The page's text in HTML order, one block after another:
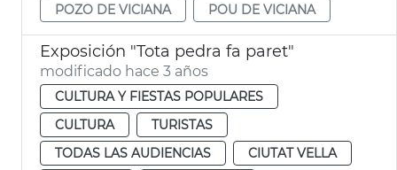
POZO DE VICIANA
POU DE VICIANA
Exposición "Tota pedra fa paret"
modificado hace 3 años
CULTURA Y FIESTAS POPULARES
CULTURA
TURISTAS
TODAS LAS AUDIENCIAS
CIUTAT VELLA